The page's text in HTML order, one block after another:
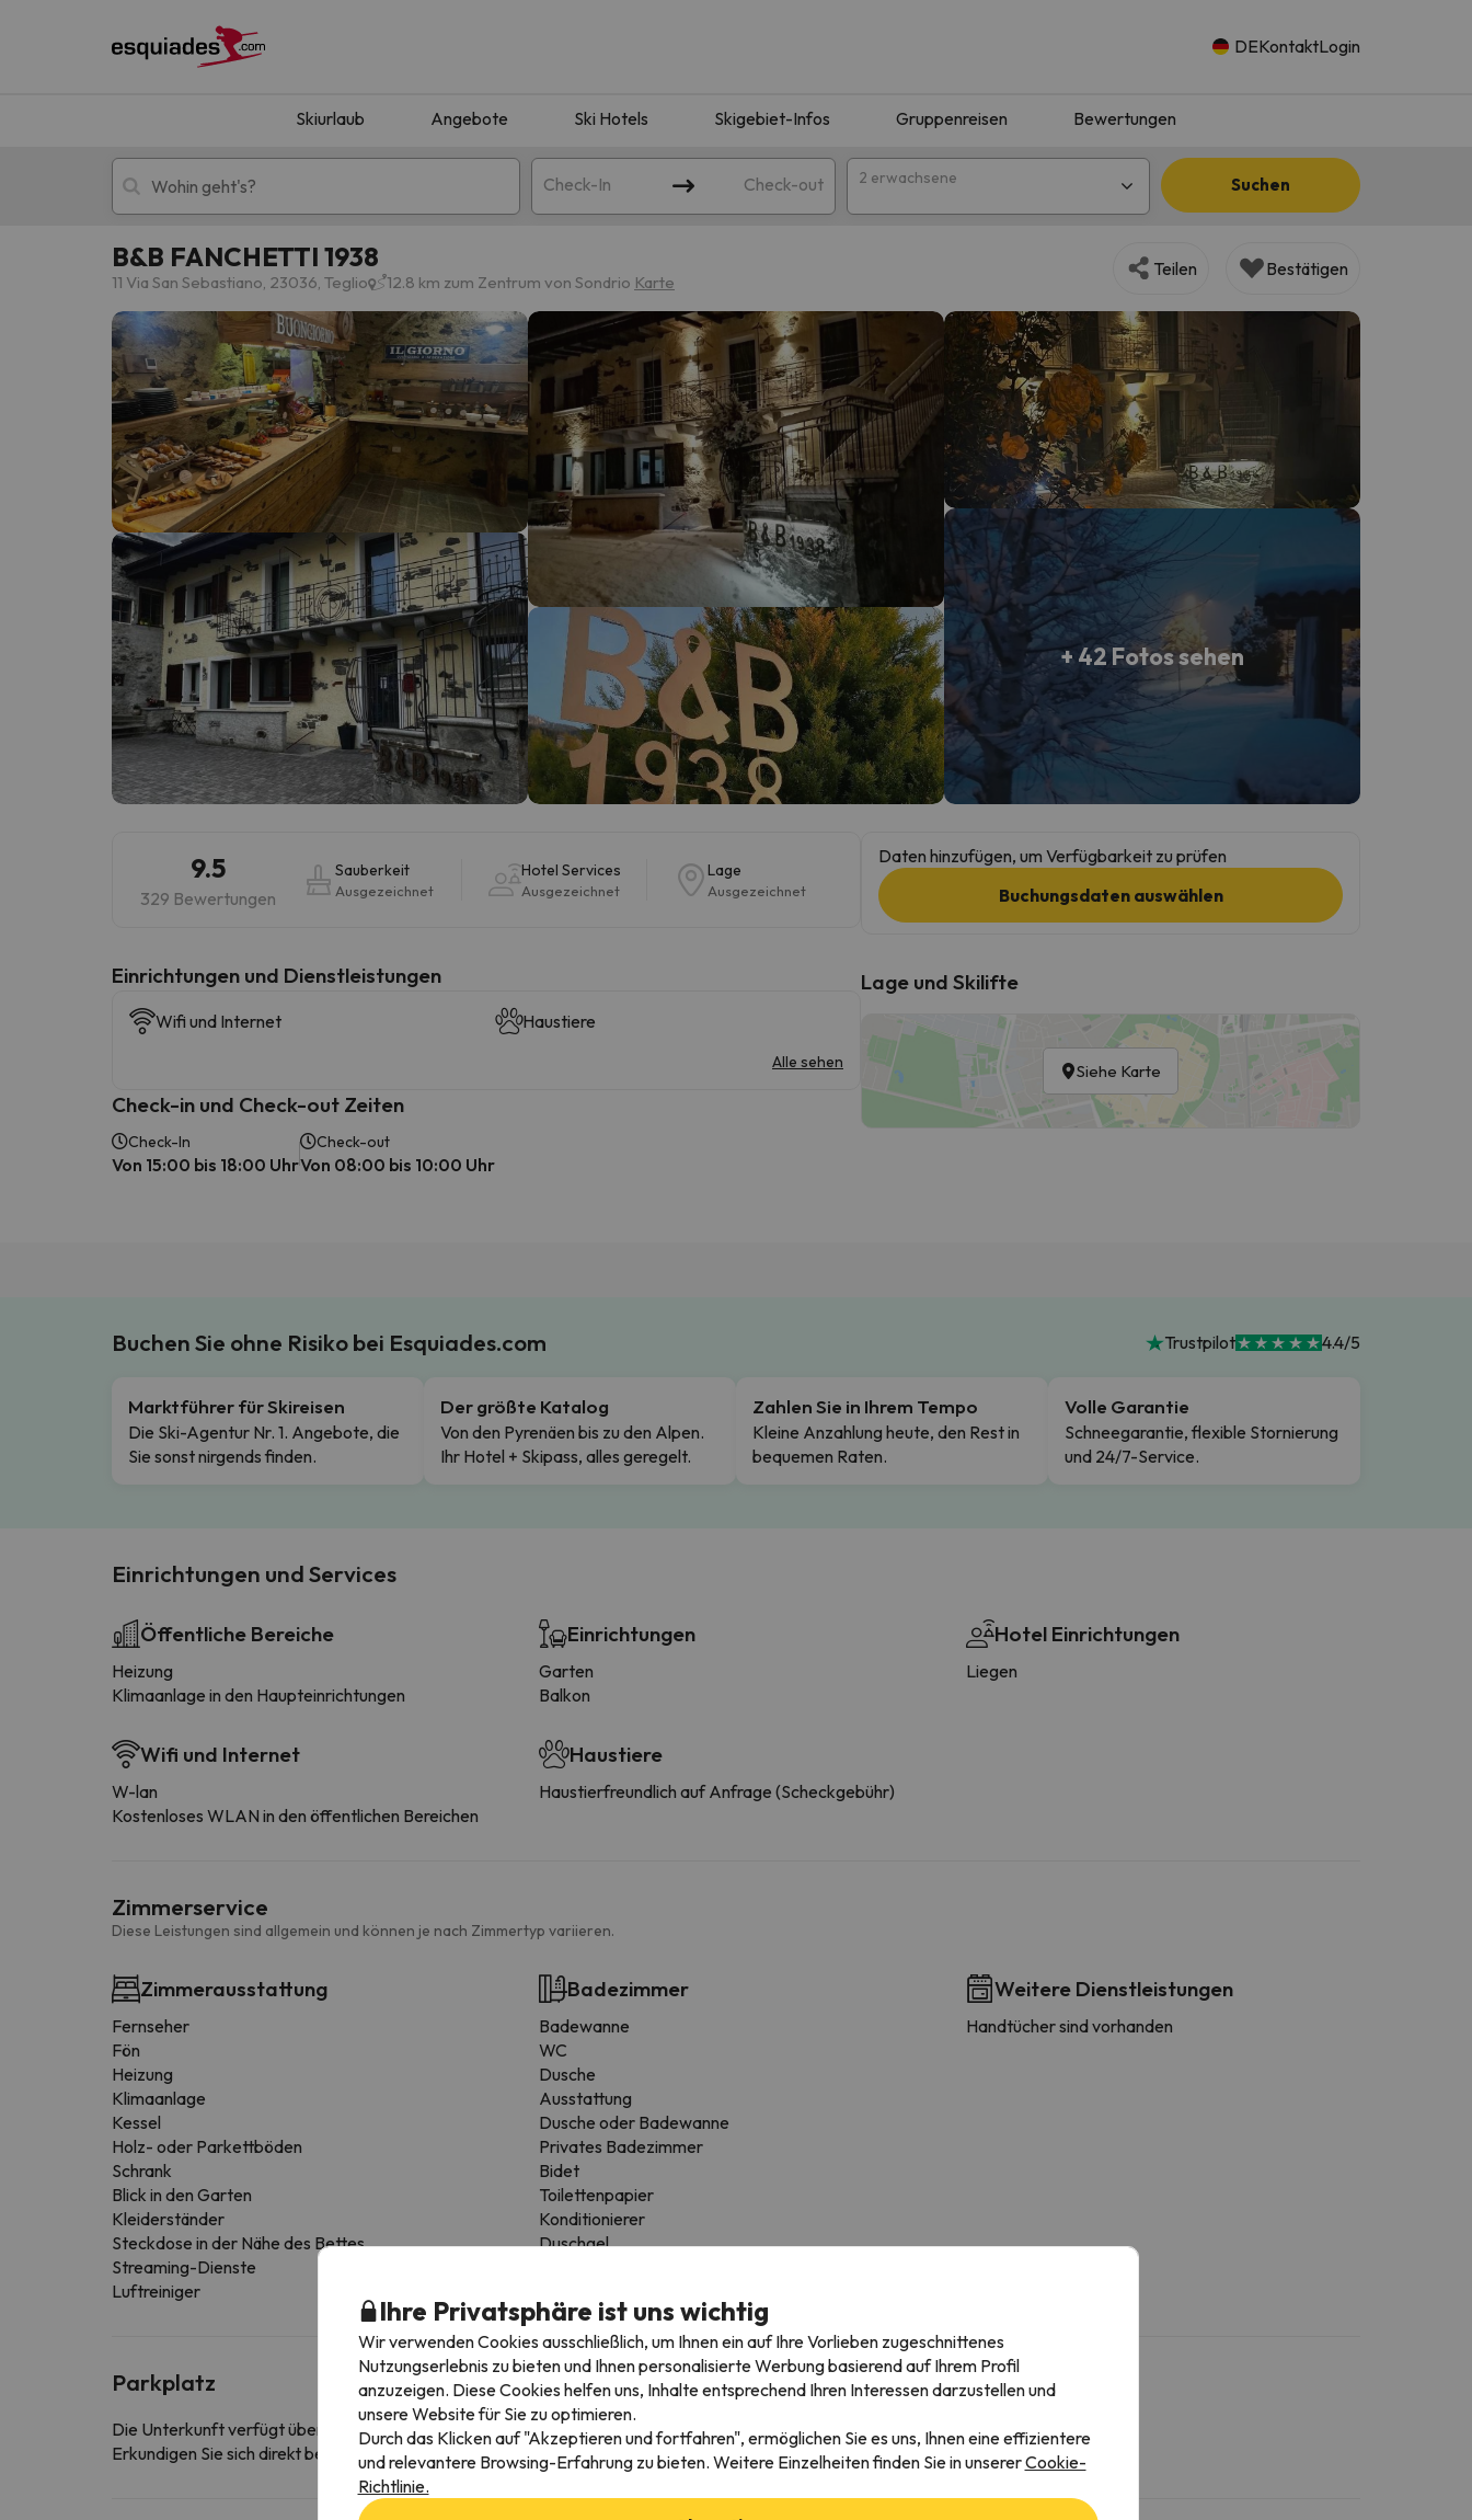
DEKontaktLogin
Skiurlaub Angebote Ski Hotels Skigebiet-Infos Gruppenreisen Bewertungen
Check-In Check-out 2 erwachsene Suchen
Skiurlaub Berghotels
Oops, wir haben keine Ergebnisse gefunden, die Ihrer Suche entsprechen. Versuchen Sie, das Ziel zu ändern.
Es sieht so aus, als hätte sich unser Sucher verirrt. Sobald er seinen Kompass gefunden hat, wird er zurück sein.
B&B FANCHETTI 1938
11 Via San Sebastiano, 23036, Teglio 12.8 km zum Zentrum von Sondrio Karte
Teilen Bestätigen
+ 42 Fotos sehen
9.5
329 Bewertungen
Sauberkeit
Ausgezeichnet
Hotel Services
Ausgezeichnet
Lage
Ausgezeichnet
​Einrichtungen und Dienstleistungen
Wifi und Internet Haustiere
Alle sehen
Check-in und Check-out Zeiten
Check-In
Von 15:00 bis 18:00 Uhr
Check-out
Von 08:00 bis 10:00 Uhr
Daten hinzufügen, um Verfügbarkeit zu prüfen
Buchungsdaten auswählen
Lage und Skilifte
Siehe Karte
Buchen Sie ohne Risiko bei Esquiades.com Trustpilot 4.4/5
Marktführer für Skireisen
Die Ski-Agentur Nr. 1. Angebote, die
Sie sonst nirgends finden.
Der größte Katalog
Von den Pyrenäen bis zu den Alpen.
Ihr Hotel + Skipass, alles geregelt.
Zahlen Sie in Ihrem Tempo
Kleine Anzahlung heute, den Rest in
bequemen Raten.
Volle Garantie
Schneegarantie, flexible Stornierung
und 24/7-Service.
Einrichtungen und Services
Öffentliche Bereiche
Heizung
Klimaanlage in den Haupteinrichtungen
Wifi und Internet
W-lan
Kostenloses WLAN in den öffentlichen Bereichen
Einrichtungen
Garten
Balkon
Haustiere
Haustierfreundlich auf Anfrage (Scheckgebühr)
Hotel Einrichtungen
Liegen
Zimmerservice
Diese Leistungen sind allgemein und können je nach Zimmertyp variieren.
Zimmerausstattung
Fernseher
Fön
Heizung
Klimaanlage
Kessel
Holz- oder Parkettböden
Schrank
Blick in den Garten
Kleiderständer
Steckdose in der Nähe des Bettes
Streaming-Dienste
Luftreiniger
Badezimmer
Badewanne
WC
Dusche
Ausstattung
Dusche oder Badewanne
Privates Badezimmer
Bidet
Toilettenpapier
Konditionierer
Duschgel
Weitere Dienstleistungen
Handtücher sind vorhanden
Parkplatz
Die Unterkunft verfügt über einen kostenfreien Parkplatz
Erkundigen Sie sich direkt bei der Unterkunft, ob sie die Möglichkeit bietet, den Parkplatz im Voraus zu buchen.
Ihre Privatsphäre ist uns wichtig
Wir verwenden Cookies ausschließlich, um Ihnen ein auf Ihre Vorlieben zugeschnittenes
Nutzungserlebnis zu bieten und Ihnen personalisierte Werbung basierend auf Ihrem Profil
anzuzeigen. Diese Cookies helfen uns, Inhalte entsprechend Ihren Interessen darzustellen und
unsere Website für Sie zu optimieren.
Durch das Klicken auf "Akzeptieren und fortfahren", ermöglichen Sie es uns, Ihnen eine effizientere
und relevantere Browsing-Erfahrung zu bieten. Weitere Einzelheiten finden Sie in unsererCookie-
Richtlinie.